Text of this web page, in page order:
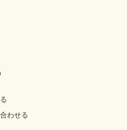
わせる